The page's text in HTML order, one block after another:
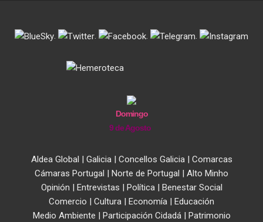
. . . .
Domingo
9 de Agosto
Aldea Global | Galicia| Concellos Galicia| Comarcas
Cámaras Portugal | Norte de Portugal | Alto Minho
Opinión | Entrevistas | Política| Benestar Social
Comercio | Cultura | Economía | Educación
Medio Ambiente | Participación Cidadá| Patrimonio